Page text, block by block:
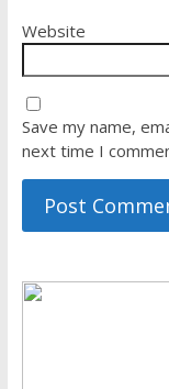
Website
Save my name,
next time I